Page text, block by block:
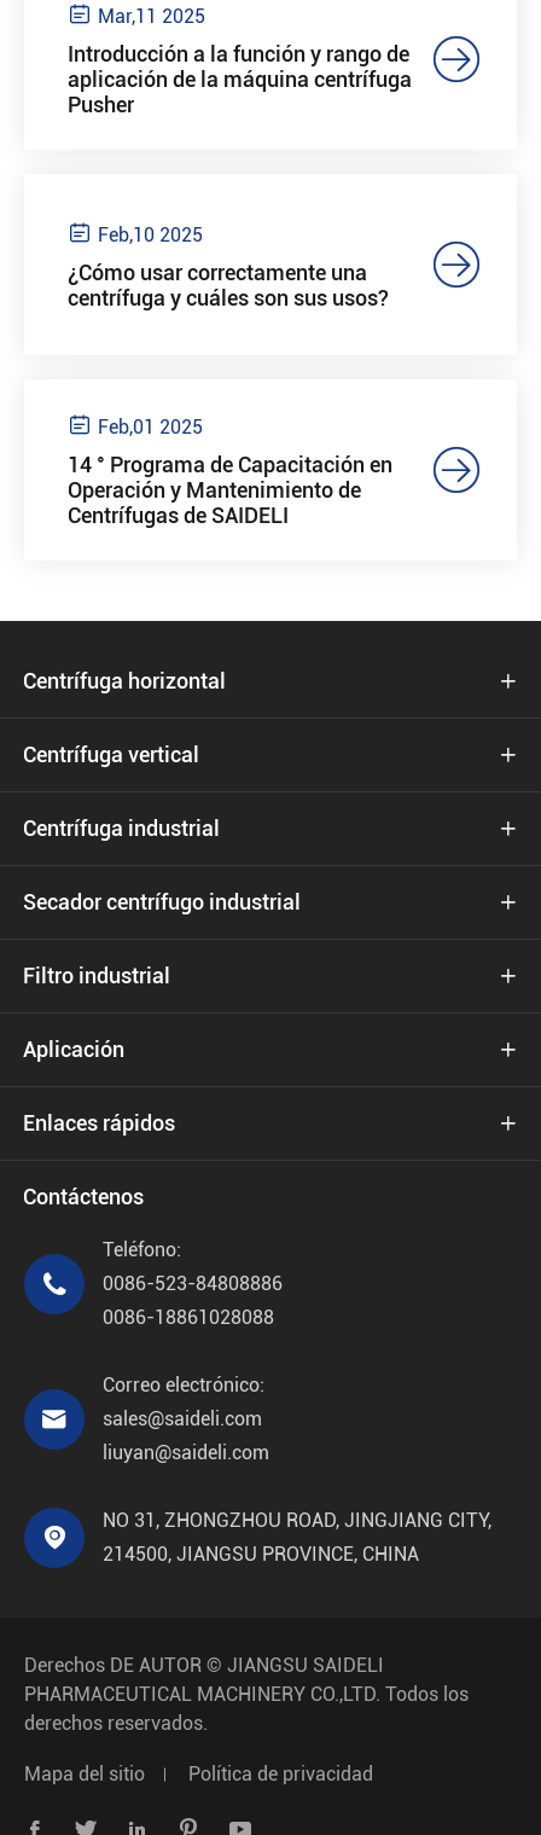
 Mar,11 2025
Introducción a la función y rango de
aplicación de la máquina centrífuga
Pusher

 Feb,10 2025
¿Cómo usar correctamente una
centrífuga y cuáles son sus usos?

 Feb,01 2025
14 ° Programa de Capacitación en
Operación y Mantenimiento de
Centrífugas de SAIDELI

Centrífuga horizontal 
Centrífuga vertical 
Centrífuga industrial 
Secador centrífugo industrial 
Filtro industrial 
Aplicación 
Enlaces rápidos 
Contáctenos

Teléfono:
0086-523-84808886
0086-18861028088

Correo electrónico:
sales@saideli.com
liuyan@saideli.com

NO 31, ZHONGZHOU ROAD, JINGJIANG CITY,
214500, JIANGSU PROVINCE, CHINA
Derechos DE AUTOR © JIANGSU SAIDELI
PHARMACEUTICAL MACHINERY CO.,LTD. Todos los
derechos reservados.
Mapa del sitio Política de privacidad
    